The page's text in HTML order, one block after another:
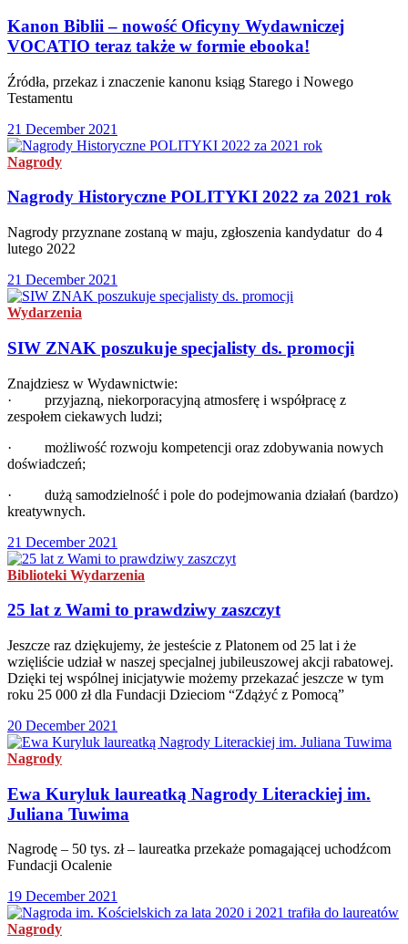
Kanon Biblii – nowość Oficyny Wydawniczej
VOCATIO teraz także w formie ebooka!
Źródła, przekaz i znaczenie kanonu ksiąg Starego i Nowego
Testamentu
21 December 2021
Nagrody
Nagrody Historyczne POLITYKI 2022 za 2021 rok
Nagrody przyznane zostaną w maju, zgłoszenia kandydatur do 4
lutego 2022
21 December 2021
Wydarzenia
SIW ZNAK poszukuje specjalisty ds. promocji
Znajdziesz w Wydawnictwie:
· przyjazną, niekorporacyjną atmosferę i współpracę z
zespołem ciekawych ludzi;
· możliwość rozwoju kompetencji oraz zdobywania nowych
doświadczeń;
· dużą samodzielność i pole do podejmowania działań (bardzo)
kreatywnych.
21 December 2021
Biblioteki Wydarzenia
25 lat z Wami to prawdziwy zaszczyt
Jeszcze raz dziękujemy, że jesteście z Platonem od 25 lat i że
wzięliście udział w naszej specjalnej jubileuszowej akcji rabatowej.
Dzięki tej wspólnej inicjatywie możemy przekazać jeszcze w tym
roku 25 000 zł dla Fundacji Dzieciom “Zdążyć z Pomocą”
20 December 2021
Nagrody
Ewa Kuryluk laureatką Nagrody Literackiej im.
Juliana Tuwima
Nagrodę – 50 tys. zł – laureatka przekaże pomagającej uchodźcom
Fundacji Ocalenie
19 December 2021
Nagrody